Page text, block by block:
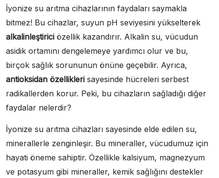
İyonize su arıtma cihazlarının faydaları saymakla
bitmez! Bu cihazlar, suyun pH seviyesini yükselterek
alkalinleştirici özellik kazandırır. Alkalin su, vücudun
asidik ortamını dengelemeye yardımcı olur ve bu,
birçok sağlık sorununun önüne geçebilir. Ayrıca,
antioksidan özellikleri sayesinde hücreleri serbest
radikallerden korur. Peki, bu cihazların sağladığı diğer
faydalar nelerdir?
İyonize su arıtma cihazları sayesinde elde edilen su,
minerallerle zenginleşir. Bu mineraller, vücudumuz için
hayati öneme sahiptir. Özellikle kalsiyum, magnezyum
ve potasyum gibi mineraller, kemik sağlığını destekler